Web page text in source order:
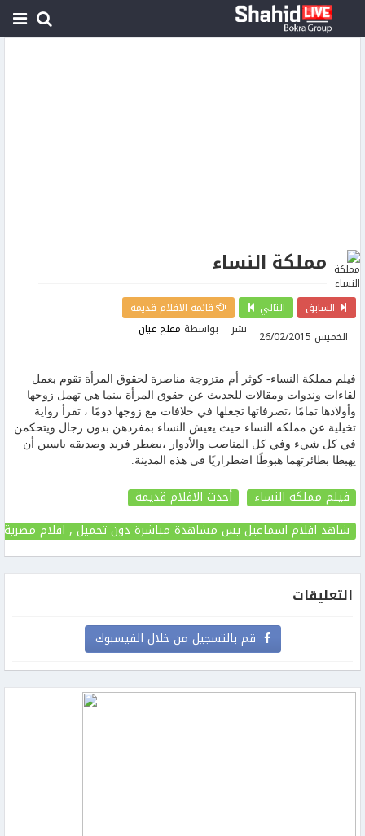
مملكة النساء
السابق التالي
قائمة الافلام قديمة
نشر
الخميس 26/02/2015 بواسطة مفلح غيان
فيلم مملكة النساء- كوثر أم متزوجة مناصرة لحقوق المرأة تقوم بعمل
لقاءات وندوات ومقالات للحديث عن حقوق المرأة بينما هي تهمل زوجها
وأولادها تمامًا ،تصرفاتها تجعلها في خلافات مع زوجها دومًا ، تقرأ رواية
تخيلية عن مملكه النساء حيث يعيش النساء بمفردهن بدون رجال ويتحكمن
في كل شيء وفي كل المناصب والأدوار ،يضطر فريد وصديقه ياسين أن
يهبطا بطائرتهما هبوطًا اضطراريًا في هذه المدينة.
فيلم مملكة النساء
أحدث الافلام قديمة
شاهد افلام اسماعيل يس مشاهدة مباشرة دون تحميل , افلام
التعليقات
قم بالتسجيل من خلال الفيسبوك